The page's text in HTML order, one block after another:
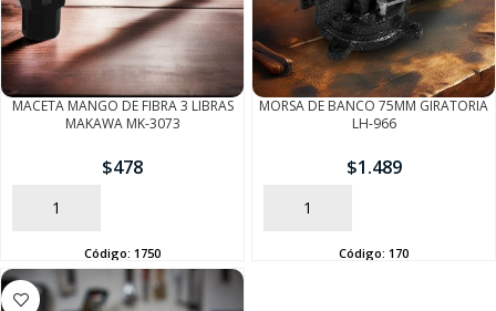
MACETA MANGO DE FIBRA 3 LIBRAS
MAKAWA MK-3073
$478
AÑADIR
Código: 1750
MORSA DE BANCO 75MM GIRATORIA
LH-966
$1.489
AÑADIR
Código: 170
SEGUÍ COMPRANDO